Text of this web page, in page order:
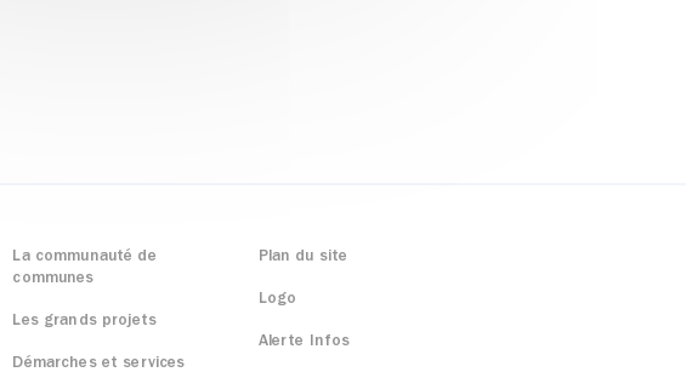
La communauté de
communes
Les grands projets
Démarches et services
Plan du site
Logo
Alerte Infos